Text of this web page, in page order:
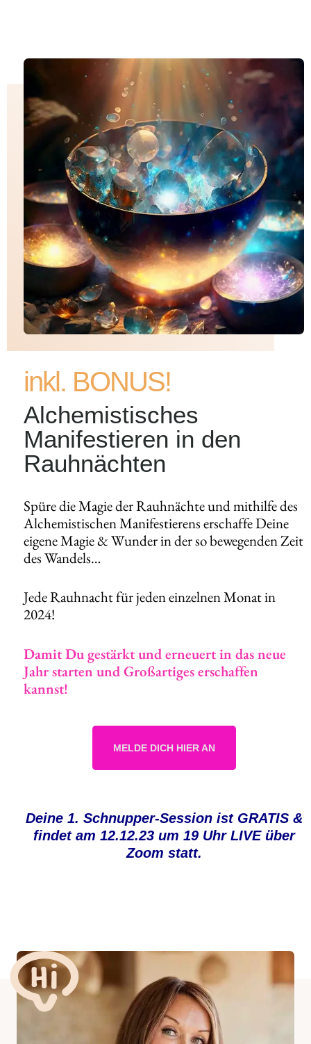
inkl. BONUS!
Alchemistisches
Manifestieren in den
Rauhnächten
Spüre die Magie der Rauhnächte und mithilfe des
Alchemistischen Manifestierens erschaffe Deine
eigene Magie & Wunder in der so bewegenden Zeit
des Wandels…
Jede Rauhnacht für jeden einzelnen Monat in
2024!
Damit Du gestärkt und erneuert in das neue
Jahr starten und Großartiges erschaffen
kannst!
MELDE DICH HIER AN
Deine 1. Schnupper-Session ist GRATIS &
findet am 12.12.23 um 19 Uhr LIVE über
Zoom statt.